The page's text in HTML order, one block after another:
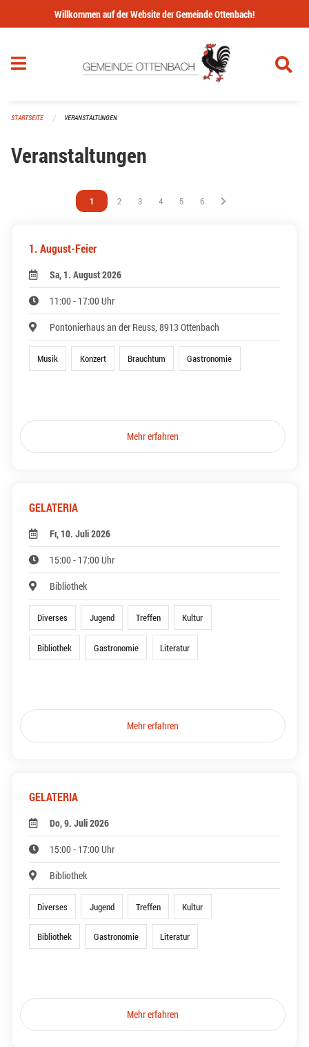
Navigation überspringen
Willkommen auf der Website der Gemeinde Ottenbach!
STARTSEITE VERANSTALTUNGEN
Veranstaltungen
Vous êtes sur la page
1 Vous êtes sur la page
2 Vous êtes sur la page
3 Vous êtes sur la page
4 Vous êtes sur la page
5 Vous êtes sur la page
6
1. August-Feier
Sa, 1. August 2026
11:00 - 17:00 Uhr
Pontonierhaus an der Reuss, 8913 Ottenbach
Musik Konzert Brauchtum Gastronomie
Mehr erfahren
GELATERIA
Fr, 10. Juli 2026
15:00 - 17:00 Uhr
Bibliothek
Diverses Jugend Treffen Kultur
Bibliothek Gastronomie Literatur
Mehr erfahren
GELATERIA
Do, 9. Juli 2026
15:00 - 17:00 Uhr
Bibliothek
Diverses Jugend Treffen Kultur
Bibliothek Gastronomie Literatur
Mehr erfahren